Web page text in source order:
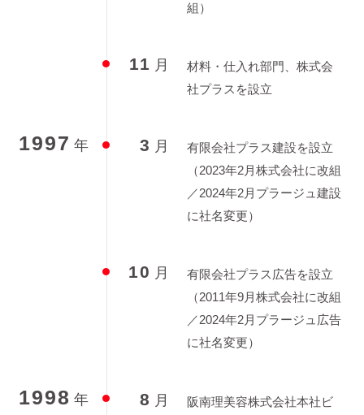
組）
11 月
材料・仕入れ部門、株式会
社プラスを設立
1997 年 3 月
有限会社プラス建設を設立
（2023年2月株式会社に改組
／2024年2月プラージュ建設
に社名変更）
10 月
有限会社プラス広告を設立
（2011年9月株式会社に改組
／2024年2月プラージュ広告
に社名変更）
1998 年 8 月
阪南理美容株式会社本社ビ